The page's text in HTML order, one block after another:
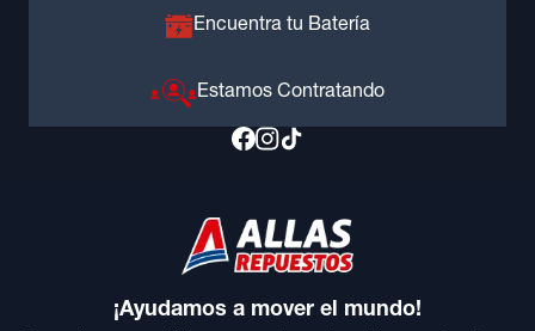
Encuentra tu Batería
Estamos Contratando
¡Ayudamos a mover el mundo!